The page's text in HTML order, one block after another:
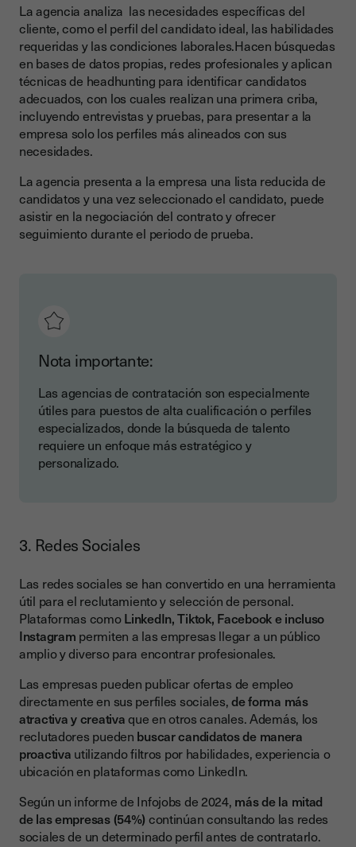
La agencia analiza las necesidades específicas del
cliente, como el perfil del candidato ideal, las habilidades
requeridas y las condiciones laborales.Hacen búsquedas
en bases de datos propias, redes profesionales y aplican
técnicas de headhunting para identificar candidatos
adecuados, con los cuales realizan una primera criba,
incluyendo entrevistas y pruebas, para presentar a la
empresa solo los perfiles más alineados con sus
necesidades.
La agencia presenta a la empresa una lista reducida de
candidatos y una vez seleccionado el candidato, puede
asistir en la negociación del contrato y ofrecer
seguimiento durante el periodo de prueba.
Nota importante:
Las agencias de contratación son especialmente
útiles para puestos de alta cualificación o perfiles
especializados, donde la búsqueda de talento
requiere un enfoque más estratégico y
personalizado.
3. Redes Sociales
Las redes sociales se han convertido en una herramienta
útil para el reclutamiento y selección de personal.
Plataformas comoLinkedIn, Tiktok, Facebook e incluso
Instagram permiten a las empresas llegar a un público
amplio y diverso para encontrar profesionales.
Las empresas pueden publicar ofertas de empleo
directamente en sus perfiles sociales,de forma más
atractiva y creativaque en otros canales. Además, los
reclutadores pueden buscar candidatos de manera
proactiva utilizando filtros por habilidades, experiencia o
ubicación en plataformas como LinkedIn.
Según un informe de Infojobs de 2024, más de la mitad
de las empresas (54%) continúan consultando las redes
sociales de un determinado perfil antes de contratarlo.